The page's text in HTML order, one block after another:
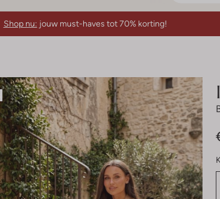
Shop nu: jouw must-haves tot 70% korting!